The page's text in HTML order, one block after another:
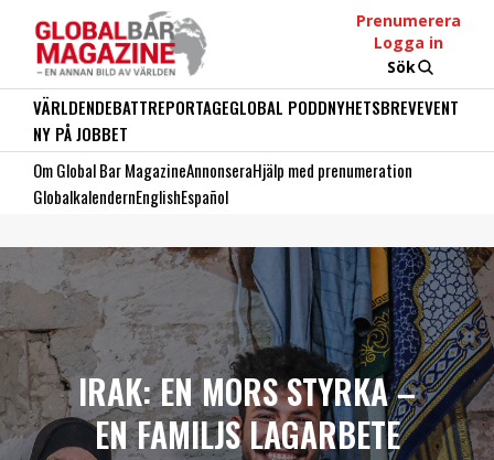
Prenumerera
Logga in
Sök
VÄRLDENDEBATTREPORTAGEGLOBAL PODDNYHETSBREVEVENT
NY PÅ JOBBET
Om Global Bar MagazineAnnonseraHjälp med prenumeration
GlobalkalendernEnglishEspañol
IRAK: EN MORS STYRKA –
EN FAMILJS LAGARBETE